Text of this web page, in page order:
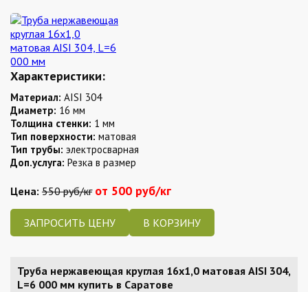
Характеристики:
Материал: AISI 304
Диаметр: 16 мм
Толщина стенки: 1 мм
Тип поверхности: матовая
Тип трубы: электросварная
Доп.услуга: Резка в размер
Цена: 550 руб/кг от 500 руб/кг
ЗАПРОСИТЬ ЦЕНУ
Труба нержавеющая круглая 16х1,0 матовая AISI 304,
L=6 000 мм купить в Саратове